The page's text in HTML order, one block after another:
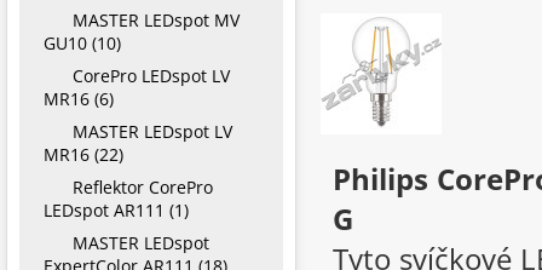
Philips
G
Tyto svíčkové
MASTER LEDspot MV
GU10 (10)
CorePro LEDspot LV
MR16 (6)
MASTER LEDspot LV
MR16 (22)
Reflektor CorePro
LEDspot AR111 (1)
MASTER LEDspot